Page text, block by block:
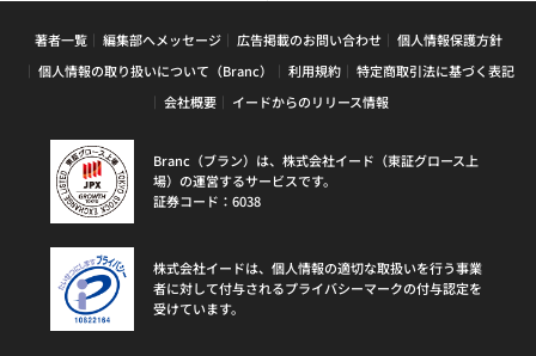
著者一覧 編集部へメッセージ 広告掲載のお問い合わせ
個人情報保護方針
個人情報の取り扱いについて（Branc）
利用規約
特定商取引法に基づく表記
会社概要
イードからのリリース情報
Branc（ブラン）は、株式会社イード（東証グロース上
場）の運営するサービスです。
証券コード：6038
株式会社イードは、個人情報の適切な取扱いを行う事業
者に対して付与されるプライバシーマークの付与認定を
受けています。